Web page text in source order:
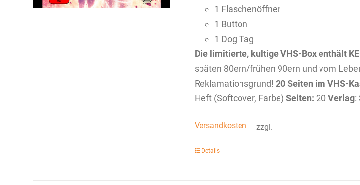
1 Flaschenöffner
1 Button
1 Dog Tag
Die limitierte, kultige VHS-Box enthält
späten 80ern/frühen 90ern und vom
Reklamationsgrund! 20 Seiten im VHS-
Heft (Softcover, Farbe) Seiten: 20 Verlag:
zzgl.
Versandkosten
Details